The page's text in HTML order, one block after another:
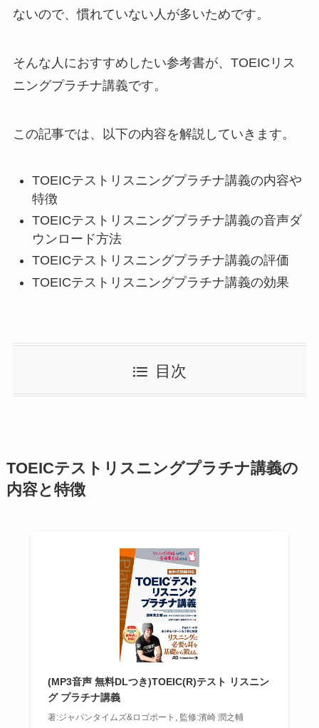
ないので、慣れていない人が多いためです。
そんな人におすすめしたい参考書が、TOEICリス
ニングプラチナ講義です。
この記事では、以下の内容を解説していきます。
TOEICテストリスニングプラチナ講義の内容や
特徴
TOEICテストリスニングプラチナ講義の音声ダ
ウンロード方法
TOEICテストリスニングプラチナ講義の評価
TOEICテストリスニングプラチナ講義の効果
目次
TOEICテストリスニングプラチナ講義の
内容と特徴
(MP3音声 無料DLつき)TOEIC(R)テスト リスニン
グ プラチナ講義
著:ジャパンタイムズ&ロゴポート, 監修:濱崎 潤之輔